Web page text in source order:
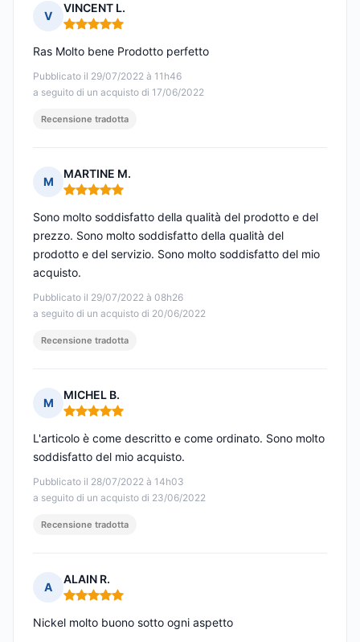
V
VINCENT L.
Nota: 5 su 5
Pubblicato il 29/07/2022 à 11h46
a seguito di un acquisto di 17/06/2022
Ras Molto bene Prodotto perfetto
Recensione tradotta
M
MARTINE M.
Nota: 5 su 5
Pubblicato il 29/07/2022 à 08h26
a seguito di un acquisto di 20/06/2022
Sono molto soddisfatto della qualità del prodotto e del
prezzo. Sono molto soddisfatto della qualità del
prodotto e del servizio. Sono molto soddisfatto del mio
acquisto.
Recensione tradotta
M
MICHEL B.
Nota: 5 su 5
Pubblicato il 28/07/2022 à 14h03
a seguito di un acquisto di 23/06/2022
L'articolo è come descritto e come ordinato. Sono molto
soddisfatto del mio acquisto.
Recensione tradotta
A
ALAIN R.
Nota: 5 su 5
Nickel molto buono sotto ogni aspetto